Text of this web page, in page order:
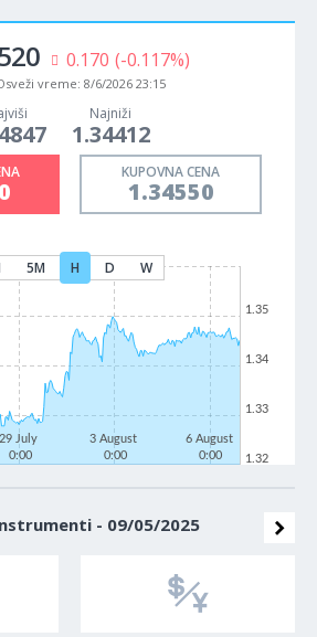
0.170 (-0.117%)
vreme: 8/6/2026 23:15
Najniži
1.34412
KUPOVNA CENA
1.34550
5M H D W
29 July
0:00
3 August
0:00
6 August
0:00
1.32
1.33
1.34
1.35
- 09/05/2025